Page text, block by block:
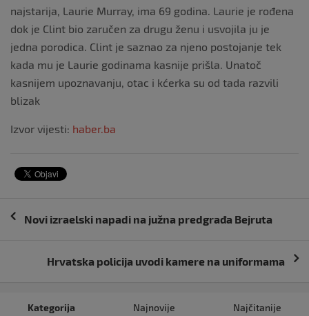
najstarija, Laurie Murray, ima 69 godina. Laurie je rođena
dok je Clint bio zaručen za drugu ženu i usvojila ju je
jedna porodica. Clint je saznao za njeno postojanje tek
kada mu je Laurie godinama kasnije prišla. Unatoč
kasnijem upoznavanju, otac i kćerka su od tada razvili
blizak
Izvor vijesti: haber.ba
Navigacija
Novi izraelski napadi na južna predgrađa Bejruta
Hrvatska policija uvodi kamere na uniformama
Kategorija Najnovije Najčitanije